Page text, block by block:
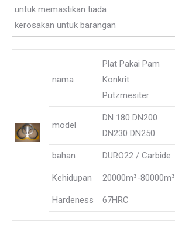
untuk memastikan tiada
kerosakan untuk barangan
nama
Plat Pakai Pam
Konkrit
Putzmesiter
model
DN 180 DN200
DN230 DN250
bahan DURO22 / Carbide
Kehidupan 20000m³-80000m³
Hardeness 67HRC